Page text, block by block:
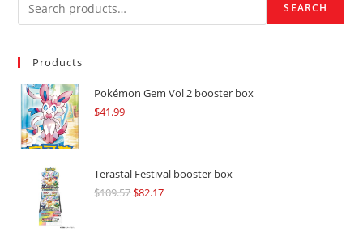
SEARCH
Products
Pokémon Gem Vol 2 booster box
$41.99
Terastal Festival booster box
$109.57Original
$82.17Current